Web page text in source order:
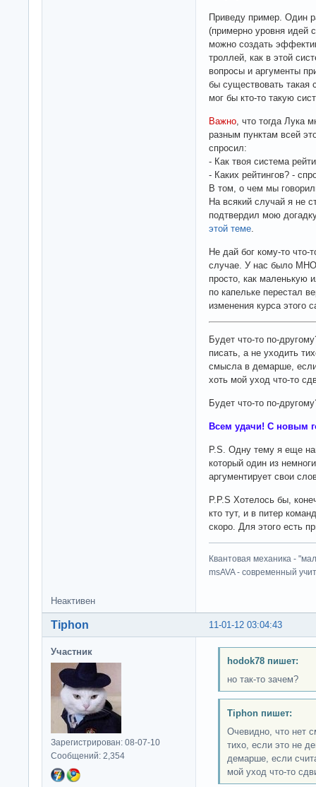
Приведу пример. Один
(примерно уровня идей
можно создать
троллей, как в этой
вопросы и аргументы
бы существовать такая
мог бы кто-то такую
Важно , что тогда Лука
разным пунктам всей
спросил:
- Как твоя система
- Каких рейтингов? -
В том, о чем мы
На всякий случай я не
подтвердил мою
этой теме
Не дай бог кому-то
случае. У нас было
просто, как маленькую
по капельке перестал
изменения курса этого
Будет что-то по-
писать, а не уходить
смысла в демарше,
хоть мой уход что-то
Будет что-то по-
Всем удачи! С новым
P.S. Одну тему я еще
который один из
аргументирует свои
P.P.S Хотелось бы,
кто тут, и в питер
скоро. Для этого есть
Квантовая механика -
msAVA - современный
Неактивен
11-01-12 03:04:43
Tiphon
Участник
Зарегистрирован: 08-07-10
Сообщений: 2,354
hodok78 пишет:
но так-то зачем?
Tiphon пишет:
Очевидно, что нет
тихо, если это не
демарше, если
мой уход что-то